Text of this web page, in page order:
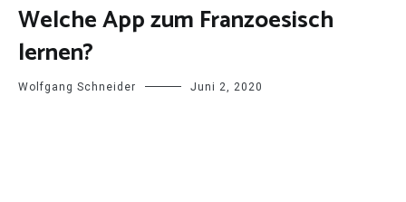
Welche App zum Franzoesisch
lernen?
Wolfgang Schneider Juni 2, 2020